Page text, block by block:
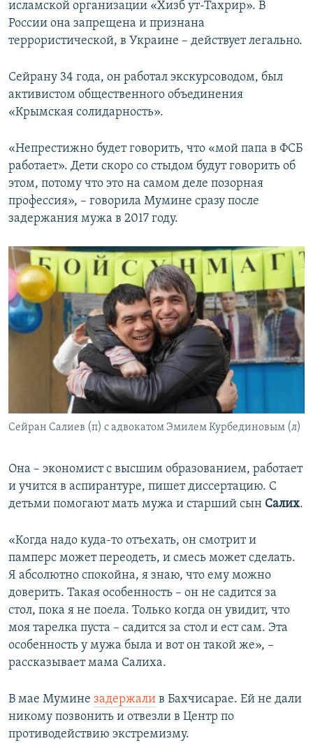
исламской организации «Хизб ут-Тахрир». В
России она запрещена и признана
террористической, в Украине – действует легально.
Сейрану 34 года, он работал экскурсоводом, был
активистом общественного объединения
«Крымская солидарность».
«Непрестижно будет говорить, что «мой папа в ФСБ
работает». Дети скоро со стыдом будут говорить об
этом, потому что это на самом деле позорная
профессия», – говорила Мумине сразу после
задержания мужа в 2017 году.
Сейран Салиев (п) с адвокатом Эмилем Курбединовым (л)
Она – экономист с высшим образованием, работает
и учится в аспирантуре, пишет диссертацию. С
детьми помогают мать мужа и старший сын Салих.
«Когда надо куда-то отъехать, он смотрит и
памперс может переодеть, и смесь может сделать.
Я абсолютно спокойна, я знаю, что ему можно
доверить. Такая особенность – он не садится за
стол, пока я не поела. Только когда он увидит, что
моя тарелка пуста – садится за стол и ест сам. Эта
особенность у мужа была и вот он такой же», –
рассказывает мама Салиха.
В мае Мумине задержали в Бахчисарае. Ей не дали
никому позвонить и отвезли в Центр по
противодействию экстремизму.